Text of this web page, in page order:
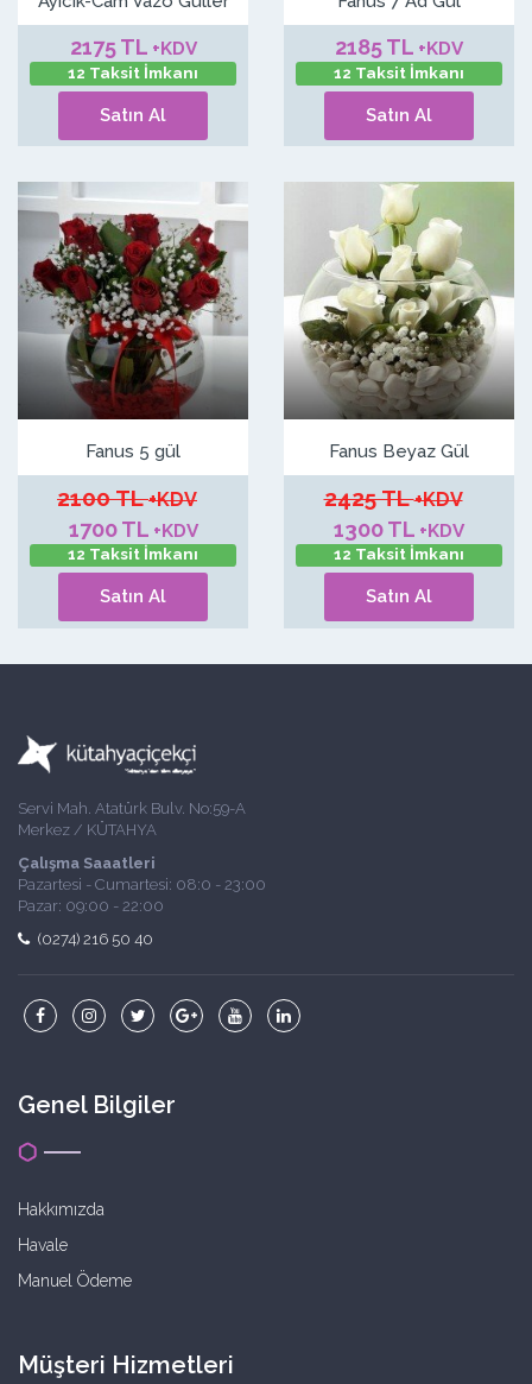
2175 TL +KDV
12 Taksit İmkanı
Satın Al
2185 TL +KDV
12 Taksit İmkanı
Satın Al
Fanus 5 gül
2100 TL+KDV
1700 TL +KDV
12 Taksit İmkanı
Satın Al
Fanus Beyaz Gül
2425 TL+KDV
1300 TL +KDV
12 Taksit İmkanı
Satın Al
Servi Mah. Atatürk Bulv. No:59-A
Merkez / KÜTAHYA
Çalışma Saaatleri
Pazartesi - Cumartesi: 08:0 - 23:00
Pazar: 09:00 - 22:00
(0274) 216 50 40
Genel Bilgiler
Hakkımızda
Havale
Manuel Ödeme
Müşteri Hizmetleri